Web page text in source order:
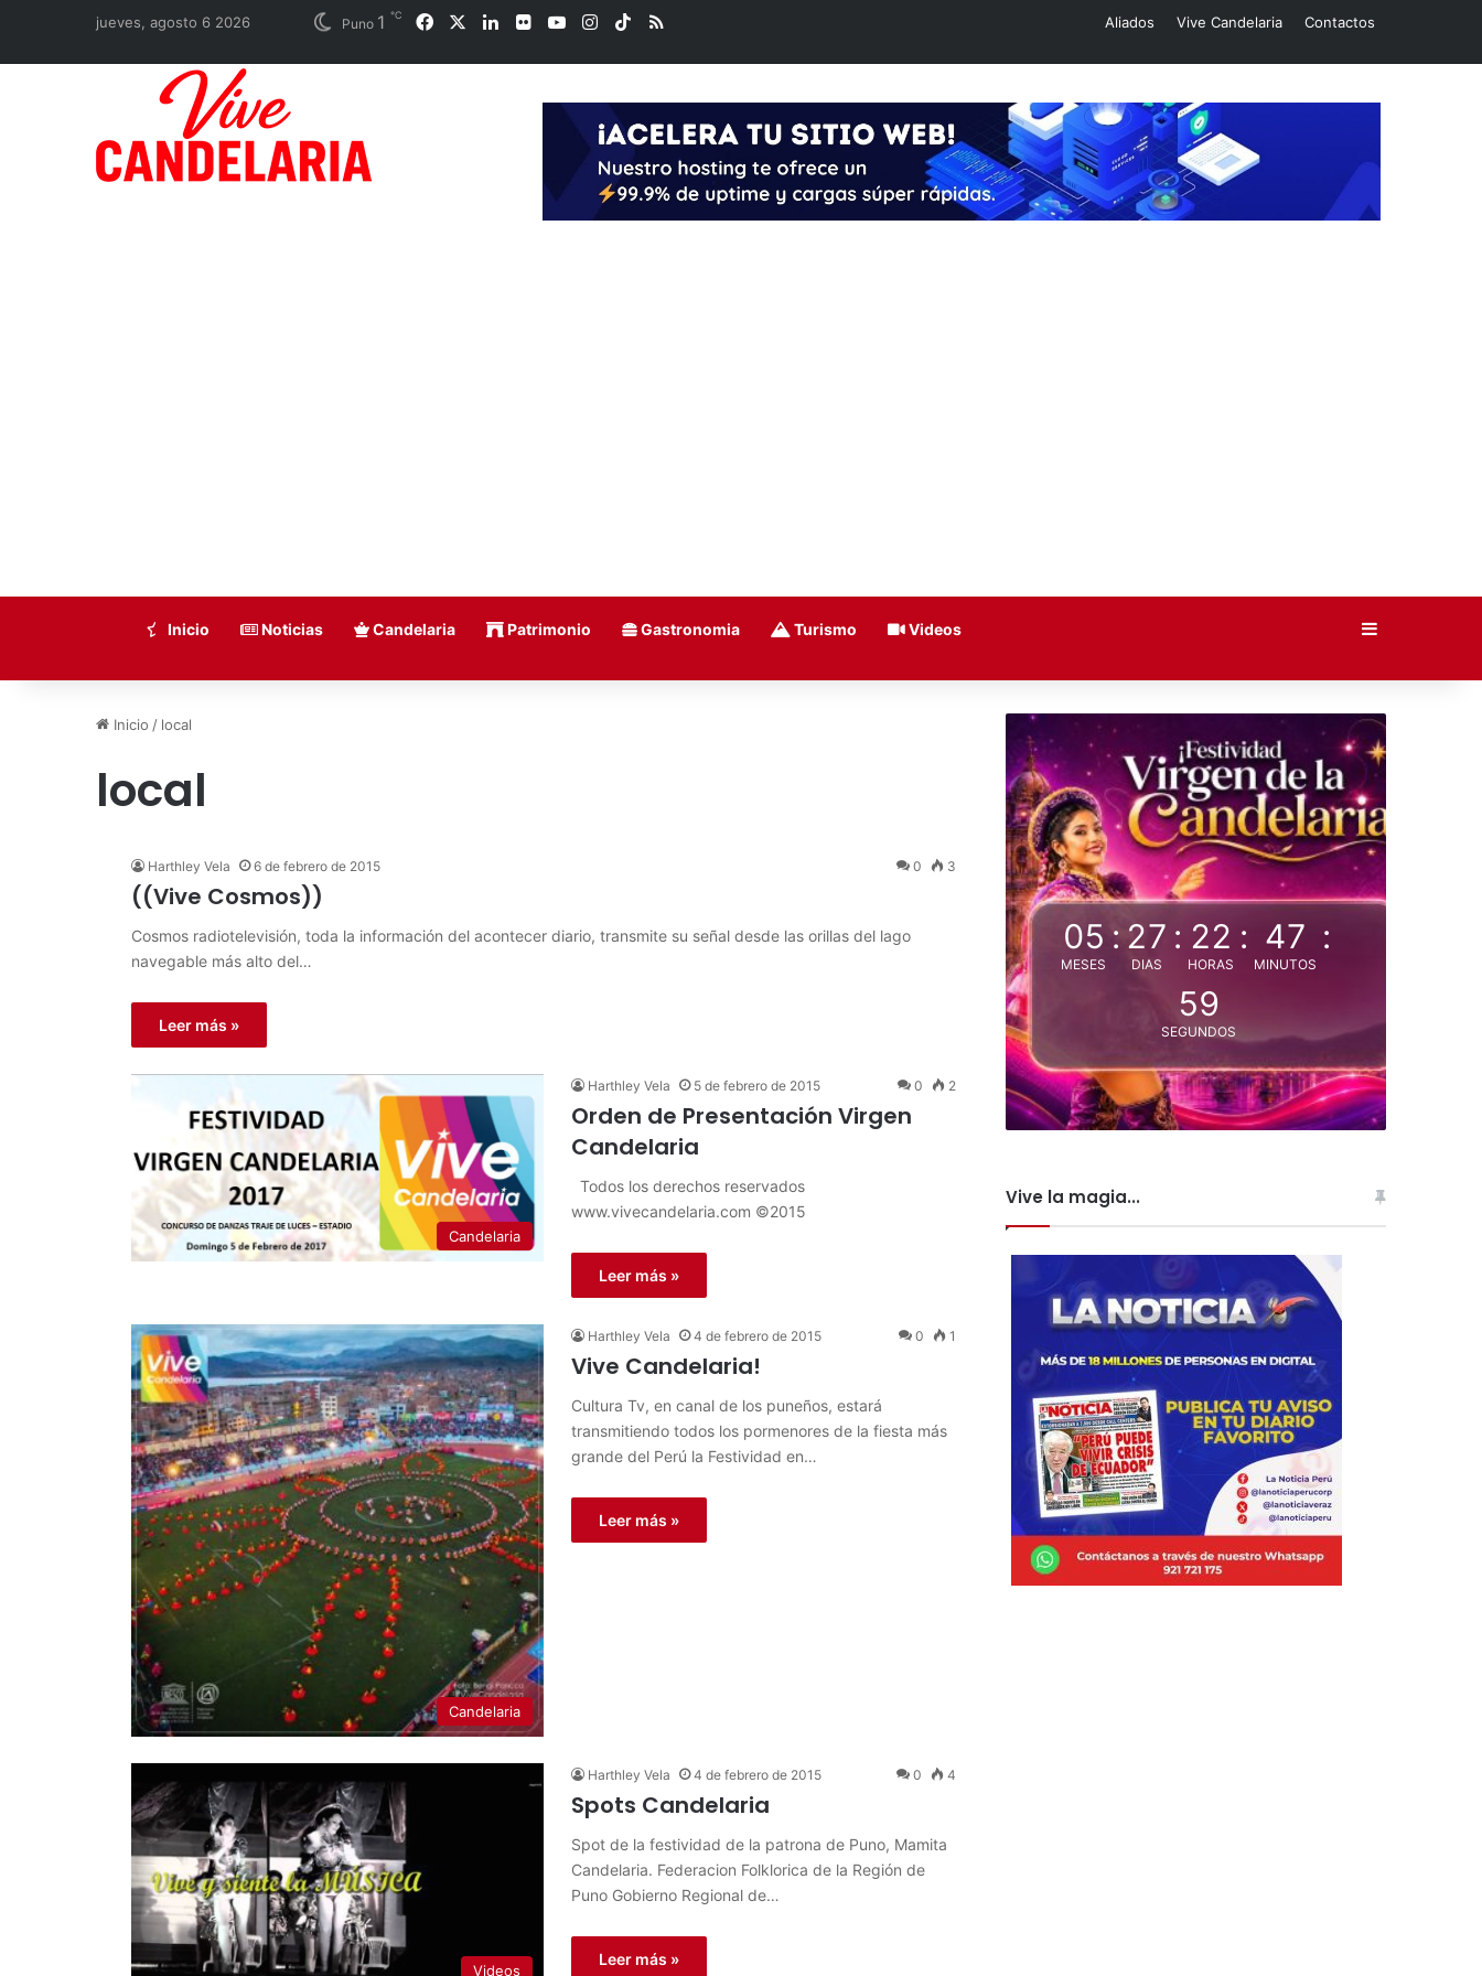
jueves, agosto 6 2026 Puno 1 ℃ Facebook LinkedIn
Flickr YouTubeInstagram
TikTokRSS Aliados Vive Candelaria Contactos
Inicio Noticias Candelaria Patrimonio Gastronomia Turismo Videos
Inicio / local
local
Harthley Vela 6 de febrero de 2015 0 3
((Vive Cosmos))
Cosmos radiotelevisión, toda la información del acontecer diario, transmite su señal desde las orillas del lago
navegable más alto del…
Leer más »
Candelaria
Harthley Vela 5 de febrero de 2015 0 2
Orden de Presentación Virgen
Candelaria
Todos los derechos reservados
www.vivecandelaria.com ©2015
Leer más »
Candelaria
Harthley Vela 4 de febrero de 2015 0 1
Vive Candelaria!
Cultura Tv, en canal de los puneños, estará
transmitiendo todos los pormenores de la fiesta más
grande del Perú la Festividad en…
Leer más »
Videos
Harthley Vela 4 de febrero de 2015 0 4
Spots Candelaria
Spot de la festividad de la patrona de Puno, Mamita
Candelaria. Federacion Folklorica de la Región de
Puno Gobierno Regional de…
Leer más »
05
MESES
: 27
DIAS
: 22
HORAS
: 47
MINUTOS
:
58
SEGUNDOS
Vive la magia...